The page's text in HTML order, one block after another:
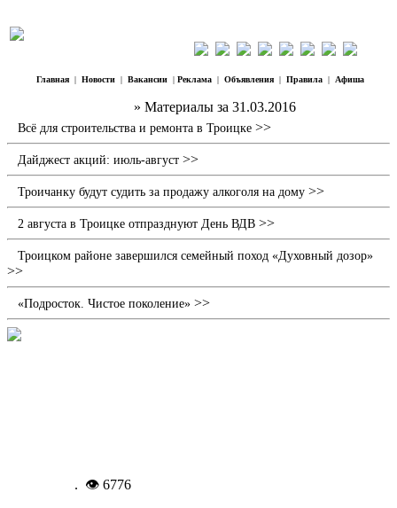
Главная | Новости | Вакансии | Реклама | Объявления | Правила | Афиша
» Материалы за 31.03.2016
Всё для строительства и ремонта в Троицке >>
Дайджест акций: июль-август >>
Троичанку будут судить за продажу алкоголя на дому >>
2 августа в Троицке отпразднуют День ВДВ >>
Троицком районе завершился семейный поход «Духовный дозор»
>>
«Подросток. Чистое поколение» >>
. 👁 6776